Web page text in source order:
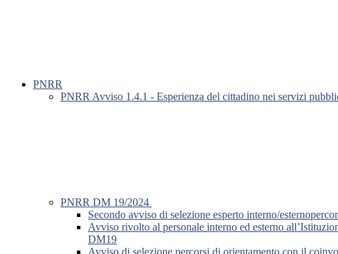
PNRR
PNRR Avviso 1.4.1 - Esperienza del cittadino nei servizi
PNRR DM 19/2024
Secondo avviso di selezione esperto interno/
Avviso rivolto al personale interno ed esterno
DM19